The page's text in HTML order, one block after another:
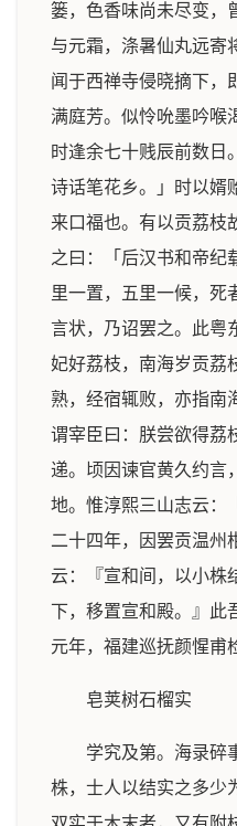
篓，色香味尚未尽变，
与元霜，涤暑仙丸远寄
闻于西禅寺侵晓摘下，
满庭芳。似怜吮墨吟喉
时逢余七十贱辰前数日
诗话笔花乡。」时以婿
来口福也。有以贡荔枝
之曰：「后汉书和帝纪
里一置，五里一候，死
言状，乃诏罢之。此粤
妃好荔枝，南海岁贡荔
熟，经宿辄败，亦指南
谓宰臣曰：朕尝欲得荔
递。顷因谏官黄久约言
地。惟淳熙三山志云：
二十四年，因罢贡温州
云：『宣和间，以小株
下，移置宣和殿。』此
元年，福建巡抚颜惺甫
皂荚树石榴实
学究及第。海录碎
株，士人以结实之多少